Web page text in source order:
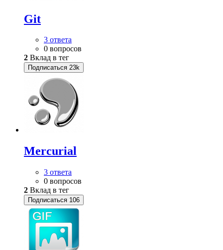
Git
3 ответа
0 вопросов
2 Вклад в тег
Подписаться 23k
Mercurial
3 ответа
0 вопросов
2 Вклад в тег
Подписаться 106